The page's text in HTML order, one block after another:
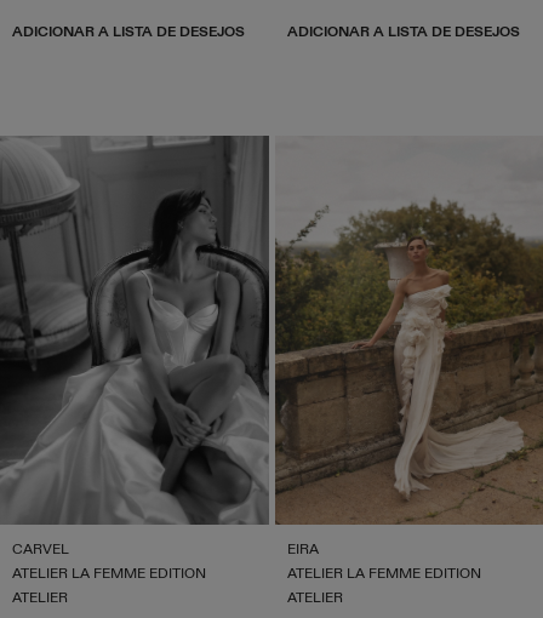
ADICIONAR A LISTA DE DESEJOS ADICIONAR A LISTA DE DESEJOS
CARVEL
ATELIER LA FEMME EDITION
ATELIER
EIRA
ATELIER LA FEMME EDITION
ATELIER